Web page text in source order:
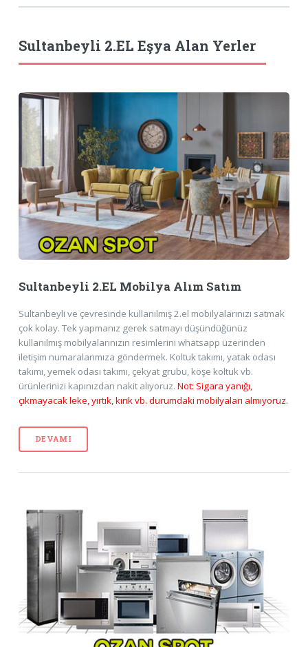
Sultanbeyli 2.EL Eşya Alan Yerler
Sultanbeyli 2.EL Mobilya Alım Satım
Sultanbeyli ve çevresinde kullanılmış 2.el mobilyalarınızı satmak
çok kolay. Tek yapmanız gerek satmayı düşündüğünüz
kullanılmış mobilyalarınızın resimlerini whatsapp üzerinden
iletişim numaralarımıza göndermek. Koltuk takımı, yatak odası
takımı, yemek odası takımı, çekyat grubu, köşe koltuk vb.
ürünlerinizi kapınızdan nakit alıyoruz. Not: Sigara yanığı,
çıkmayacak leke, yırtık, kırık vb. durumdaki mobilyaları almıyoruz.
DEVAMI